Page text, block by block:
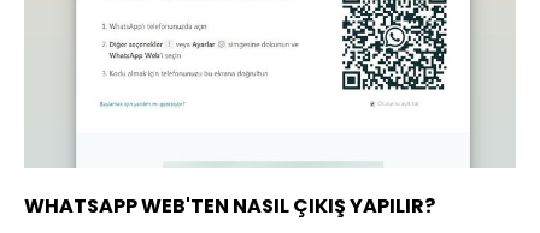
WHATSAPP WEB'TEN NASIL ÇIKIŞ YAPILIR?